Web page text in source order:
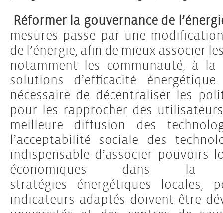
Réformer la gouvernance de
mesures passe par une
de l’énergie, afin de mieux associer
notamment les communauté, à la
solutions d’efficacité
nécessaire de décentraliser les
pour les rapprocher des
meilleure diffusion des
l’acceptabilité sociale des
indispensable d’associer pouvoirs
économiques dans la
stratégies énergétiques locales,
indicateurs adaptés doivent être